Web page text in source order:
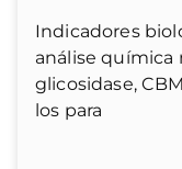
Indicadores
análise química
glicosidase,
los para